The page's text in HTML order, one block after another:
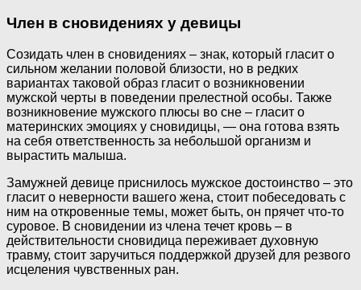
Член в сновидениях у девицы
Созидать член в сновидениях – знак, который гласит о
сильном желании половой близости, но в редких
вариантах таковой образ гласит о возникновении
мужской черты в поведении прелестной особы. Также
возникновение мужского плюсы во сне – гласит о
материнских эмоциях у сновидицы, — она готова взять
на себя ответственность за небольшой организм и
вырастить малыша.
Замужней девице приснилось мужское достоинство – это
гласит о неверности вашего жена, стоит побеседовать с
ним на откровенные темы, может быть, он прячет что-то
суровое. В сновидении из члена течет кровь – в
действительности сновидица переживает духовную
травму, стоит заручиться поддержкой друзей для резвого
исцеления чувственных ран.